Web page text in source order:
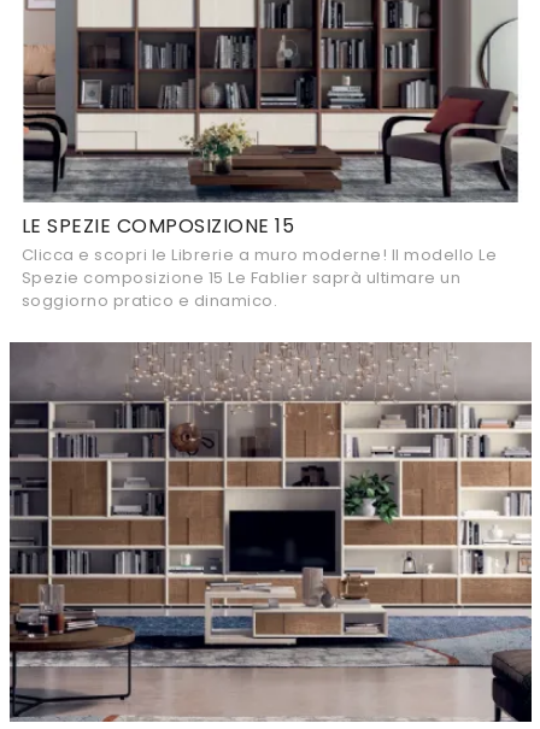
LE SPEZIE COMPOSIZIONE 15
Clicca e scopri le Librerie a muro moderne! Il modello Le
Spezie composizione 15 Le Fablier saprà ultimare un
soggiorno pratico e dinamico.